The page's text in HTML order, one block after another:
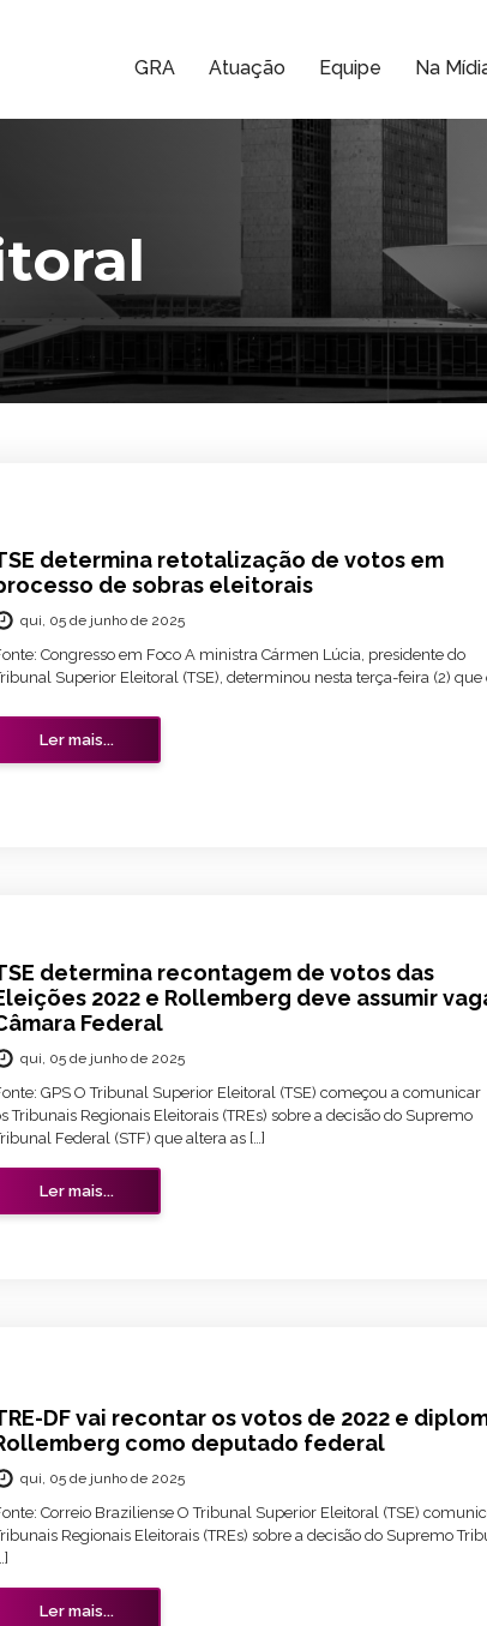
GRA Atuação Equipe Na
determina retotalização de votos em
de sobras eleitorais
qui, 05 de junho de 2025
Congresso em Foco A ministra Cármen Lúcia, presidente do
Superior Eleitoral (TSE), determinou nesta terça-feira (2) que
Ler mais...
determina recontagem de votos das
2022 e Rollemberg deve assumir
Federal
qui, 05 de junho de 2025
GPS O Tribunal Superior Eleitoral (TSE) começou a comunicar
Tribunais Regionais Eleitorais (TREs) sobre a decisão do Supremo
Federal (STF) que altera as […]
Ler mais...
DF vai recontar os votos de 2022 e
como deputado federal
qui, 05 de junho de 2025
Correio Braziliense O Tribunal Superior Eleitoral (TSE)
Regionais Eleitorais (TREs) sobre a decisão do Supremo
Ler mais...